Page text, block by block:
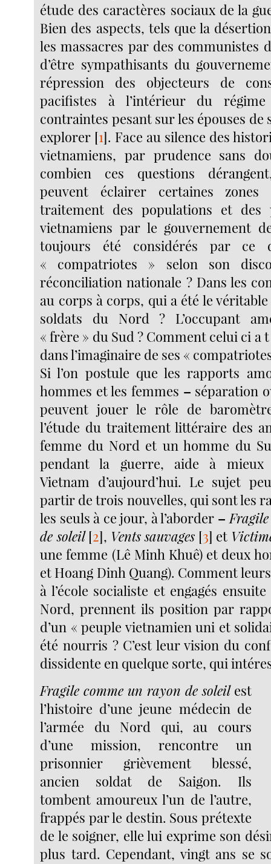
étude des caractères sociaux de la
Bien des aspects, tels que la
les massacres par des communistes
d’être sympathisants du
répression des objecteurs de
pacifistes à l’intérieur du
contraintes pesant sur les épouses de
explorer [1]. Face au silence des
vietnamiens, par prudence sans
combien ces questions
peuvent éclairer certaines
traitement des populations et des
vietnamiens par le gouvernement
toujours été considérés par ce
« compatriotes » selon son
réconciliation nationale ? Dans les
au corps à corps, qui a été le
soldats du Nord ? L’occupant
« frère » du Sud ? Comment celui ci a
dans l’imaginaire de ses «
Si l’on postule que les rapports
hommes et les femmes – séparation
peuvent jouer le rôle de
l’étude du traitement littéraire des
femme du Nord et un homme du
pendant la guerre, aide à mieux
Vietnam d’aujourd’hui. Le sujet
partir de trois nouvelles, qui sont les
les seuls à ce jour, à l’aborder –
de soleil[2], Vents sauvages [3] et
une femme (Lê Minh Khuê) et deux
et Hoang Dinh Quang). Comment
à l’école socialiste et engagés
Nord, prennent ils position par
d’un « peuple vietnamien uni et
été nourris ? C’est leur vision du
dissidente en quelque sorte, qui
Fragile comme un rayon de soleilest
l’histoire d’une jeune médecin de
l’armée du Nord qui, au cours
d’une mission, rencontre un
prisonnier grièvement blessé,
ancien soldat de Saigon. Ils
tombent amoureux l’un de l’autre,
frappés par le destin. Sous prétexte
de le soigner, elle lui exprime son
plus tard. Cependant, vingt ans se